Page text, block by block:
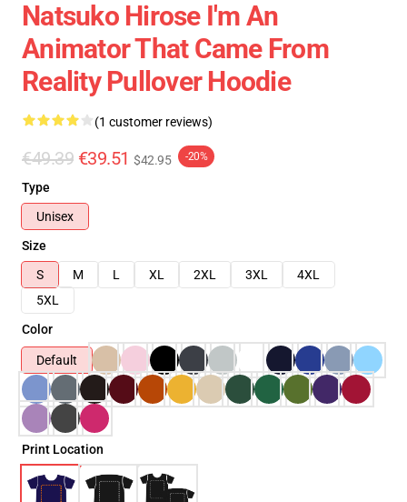
Natsuko Hirose I'm An
Animator That Came From
Reality Pullover Hoodie
(1 customer reviews)
€49.39 €39.51 $42.95 -20%
Type
Unisex
Size
S
M L XL 2XL 3XL
4XL
5XL
Color
Default
Print Location